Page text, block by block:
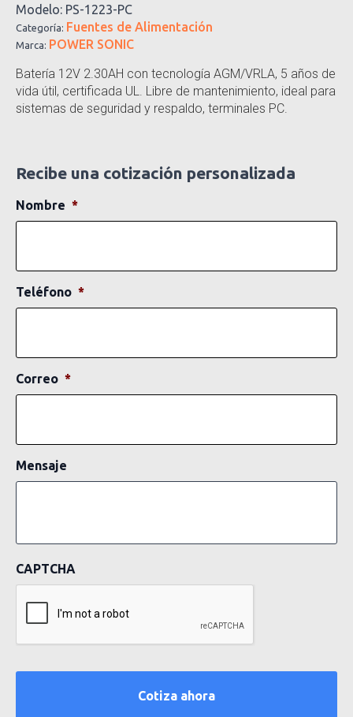
Modelo: PS-1223-PC
Categoría: Fuentes de Alimentación
Marca: POWER SONIC
Batería 12V 2.30AH con tecnología AGM/VRLA, 5 años de
vida útil, certificada UL. Libre de mantenimiento, ideal para
sistemas de seguridad y respaldo, terminales PC.
Recibe una cotización personalizada
Nombre *
Teléfono *
Correo *
Mensaje
CAPTCHA